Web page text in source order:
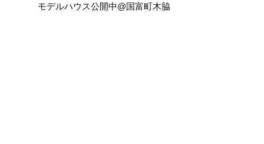
モデルハウス公開中@国富町木脇